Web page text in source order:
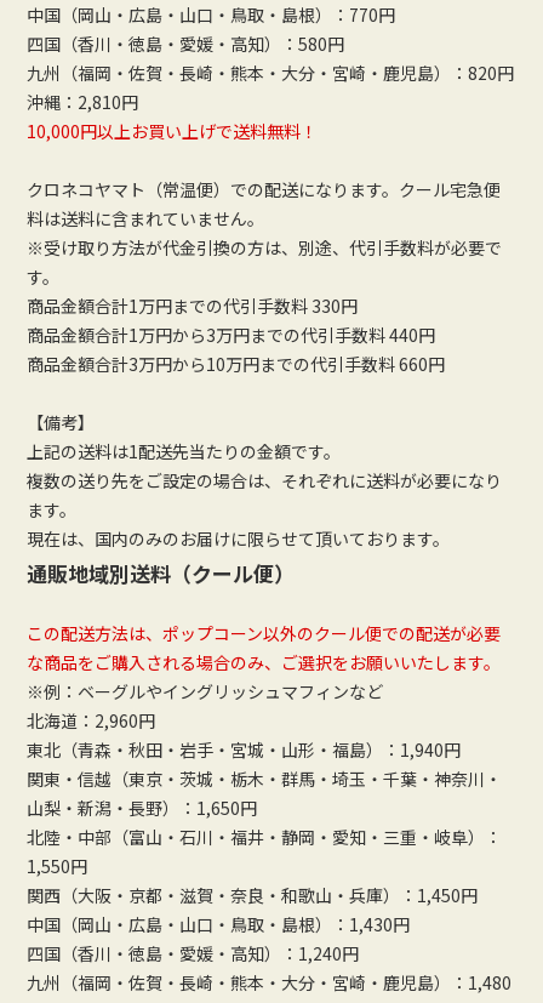
中国（岡山・広島・山口・鳥取・島根）：770円
四国（香川・徳島・愛媛・高知）：580円
九州（福岡・佐賀・長崎・熊本・大分・宮崎・鹿児島）：820円
沖縄：2,810円
10,000円以上お買い上げで送料無料！
クロネコヤマト（常温便）での配送になります。クール宅急便
料は送料に含まれていません。
※受け取り方法が代金引換の方は、別途、代引手数料が必要で
す。
商品金額合計1万円までの代引手数料 330円
商品金額合計1万円から3万円までの代引手数料 440円
商品金額合計3万円から10万円までの代引手数料 660円
【備考】
上記の送料は1配送先当たりの金額です。
複数の送り先をご設定の場合は、それぞれに送料が必要になり
ます。
現在は、国内のみのお届けに限らせて頂いております。
通販地域別送料（クール便）
この配送方法は、ポップコーン以外のクール便での配送が必要
な商品をご購入される場合のみ、ご選択をお願いいたします。
※例：ベーグルやイングリッシュマフィンなど
北海道：2,960円
東北（青森・秋田・岩手・宮城・山形・福島）：1,940円
関東・信越（東京・茨城・栃木・群馬・埼玉・千葉・神奈川・
山梨・新潟・長野）：1,650円
北陸・中部（富山・石川・福井・静岡・愛知・三重・岐阜）：
1,550円
関西（大阪・京都・滋賀・奈良・和歌山・兵庫）：1,450円
中国（岡山・広島・山口・鳥取・島根）：1,430円
四国（香川・徳島・愛媛・高知）：1,240円
九州（福岡・佐賀・長崎・熊本・大分・宮崎・鹿児島）：1,480